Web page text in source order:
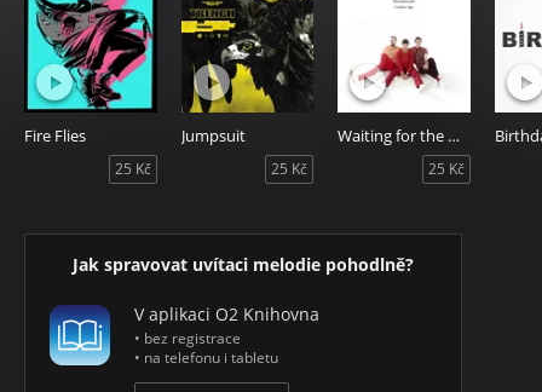
Fire Flies
25 Kč
Jumpsuit
25 Kč
Waiting for the Night
25 Kč
Jak spravovat uvítaci melodie pohodlně?
V aplikaci O2 Knihovna
• bez registrace
• na telefonu i tabletu